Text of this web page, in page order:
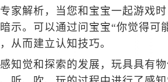
专家解析，当您和宝宝一起游戏
示。可以通过问宝宝“你觉得可
从而建立认知技巧。
觉和探索的发展，玩具具有物